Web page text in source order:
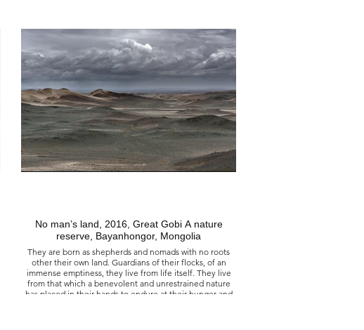
limite rejoint le rêve de l'homme qui va à l'infini et ne
mène donc à rien…
走向自由的道路上, 2005
蒙古 呼倫北部的霍里多爾薩里達格山脈
生命是在地球上的一個循環之旅，而不是時間空間中的一
條直線；時間是無限的，正如人類的夢想是無窮的，因此
不會通往任何地方。
No man’s land, 2016, Great Gobi A nature
reserve, Bayanhongor, Mongolia
They are born as shepherds and nomads with no roots
other their own land. Guardians of their flocks, of an
immense emptiness, they live from life itself. They live
from that which a benevolent and unrestrained nature
has placed in their hands to endure at their hunger and